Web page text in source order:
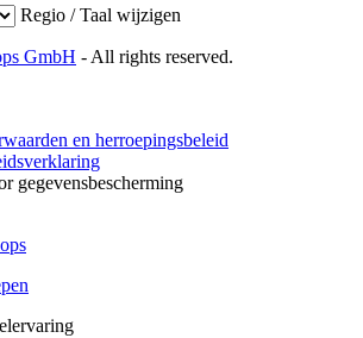
Regio / Taal wijzigen
GmbH - All rights reserved.
en herroepingsbeleid
gegevensbescherming